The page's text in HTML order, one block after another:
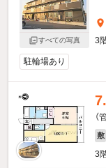
すべての写真
3
駐輪場あり
（
敷
3